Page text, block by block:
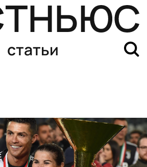
статьи
тур чемпионата России по